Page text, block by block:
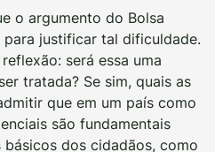
o argumento do Bolsa
justificar tal dificuldade.
será essa uma
tratada? Se sim, quais as
que em um país como
são fundamentais
dos cidadãos, como